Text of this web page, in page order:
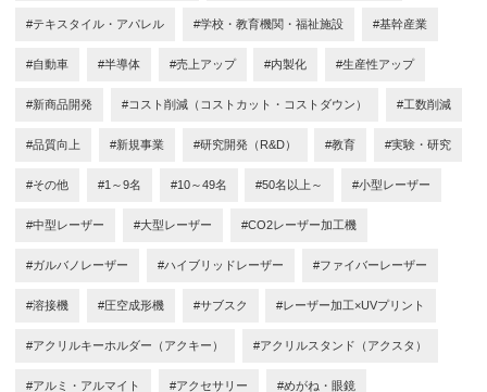
#テキスタイル・アパレル #学校・教育機関・福祉施設 #基幹産業
#自動車 #半導体 #売上アップ #内製化 #生産性アップ
#新商品開発 #コスト削減（コストカット・コストダウン） #工数削減
#品質向上 #新規事業 #研究開発（R&D） #教育 #実験・研究
#その他 #1～9名 #10～49名 #50名以上～ #小型レーザー
#中型レーザー #大型レーザー #CO2レーザー加工機
#ガルバノレーザー #ハイブリッドレーザー #ファイバーレーザー
#溶接機 #圧空成形機 #サブスク #レーザー加工×UVプリント
#アクリルキーホルダー（アクキー） #アクリルスタンド（アクスタ）
#アルミ・アルマイト #アクセサリー #めがね・眼鏡